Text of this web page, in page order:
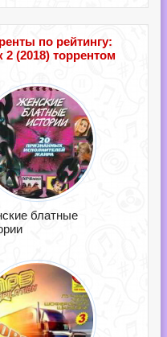
по рейтингу:
(2018) торрентом
блатные